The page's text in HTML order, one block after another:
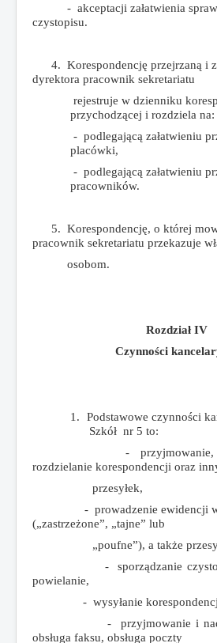
- akceptacji załatwienia
czystopisu.
4. Korespondencję przejrzaną i
dyrektora pracownik sekretariatu
rejestruje w dzienniku
przychodzącej i rozdziela na:
- podlegającą załatwieniu
placówki,
- podlegającą załatwieniu
pracowników.
5. Korespondencję, o której
pracownik sekretariatu przekazuje
osobom.
Rozdział IV
Czynności
1.
Podstawowe czynności
Szkół nr 5 to:
- przyjmowanie,
rozdzielanie korespondencji oraz
przesyłek,
- prowadzenie ewidencji
(„zastrzeżone”, „tajne” lub
„poufne”), a także
- sporządzanie
powielanie,
- wysyłanie korespondencji i
- przyjmowanie i
obsługa faksu, obsługa poczty